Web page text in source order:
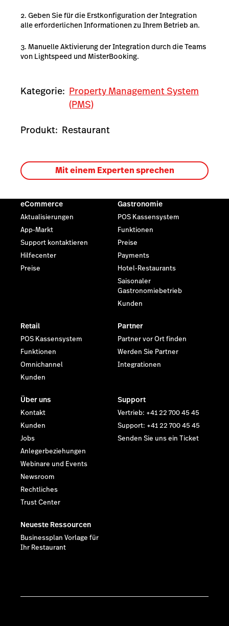
Geben Sie für die Erstkonfiguration der Integration
alle erforderlichen Informationen zu Ihrem Betrieb an.
Manuelle Aktivierung der Integration durch die Teams
von Lightspeed und MisterBooking.
Kategorie: Property Management System
(PMS)
Produkt: Restaurant
Mit einem Experten sprechen
eCommerce
Aktualisierungen
App-Markt
Support kontaktieren
Hilfecenter
Preise
Gastronomie
POS Kassensystem
Funktionen
Preise
Payments
Hotel-Restaurants
Saisonaler
Gastronomiebetrieb
Kunden
Retail
POS Kassensystem
Funktionen
Omnichannel
Kunden
Partner
Partner vor Ort finden
Werden Sie Partner
Integrationen
Über uns
Kontakt
Kunden
Jobs
Anlegerbeziehungen
Webinare und Events
Newsroom
Rechtliches
Trust Center
Support
Vertrieb: +41 22 700 45 45
Support: +41 22 700 45 45
Senden Sie uns ein Ticket
Neueste Ressourcen
Businessplan Vorlage für
Ihr Restaurant